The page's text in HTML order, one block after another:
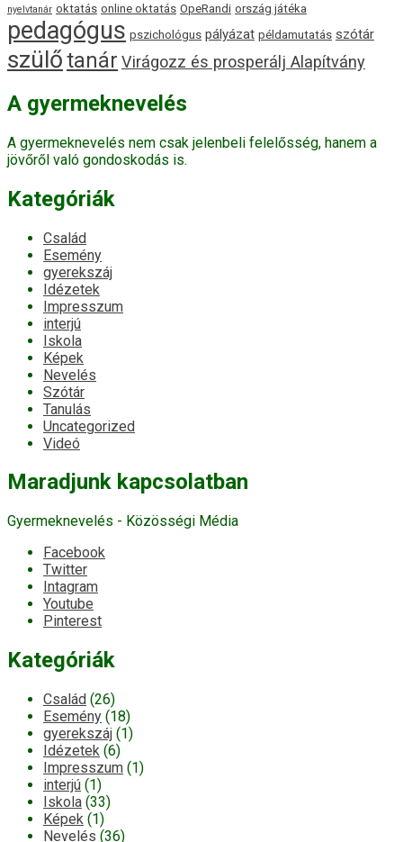
nyelvtanár oktatás online oktatás OpeRandi ország játéka
pedagógus pszichológus pályázat példamutatás szótár
szülőtanár Virágozz és prosperálj Alapítvány
A gyermeknevelés
A gyermeknevelés nem csak jelenbeli felelősség, hanem a
jövőről való gondoskodás is.
Kategóriák
Család
Esemény
gyerekszáj
Idézetek
Impresszum
interjú
Iskola
Képek
Nevelés
Szótár
Tanulás
Uncategorized
Videó
Maradjunk kapcsolatban
Gyermeknevelés - Közösségi Média
Facebook
Twitter
Intagram
Youtube
Pinterest
Kategóriák
Család (26)
Esemény (18)
gyerekszáj (1)
Idézetek (6)
Impresszum (1)
interjú (1)
Iskola (33)
Képek (1)
Nevelés (36)